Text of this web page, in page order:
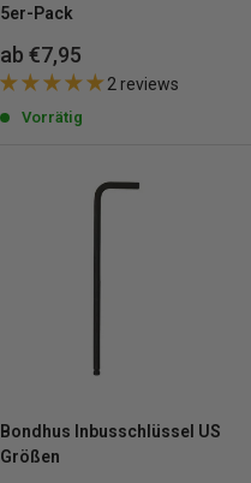
5er-Pack
Sonderpreis
ab €7,95
2 reviews
Vorrätig
Bondhus Inbusschlüssel US
Größen